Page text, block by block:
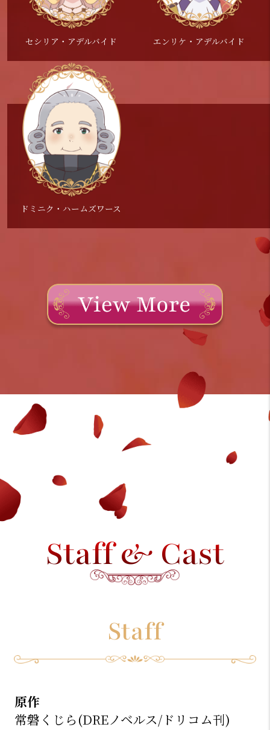
セシリア・アデルバイド エンリケ・アデルバイド
ドミニク・ハームズワース
Staff & Cast
Staff
原作
常磐くじら(DREノベルス/ドリコム刊)
一見大人しい雰囲気のコニーちゃんですが、ど
のようにスカーレットの復讐を成功させるの
か…！
よろしくお願い致します！
明かされていくことへの高揚感や、強い信念を
持つコニーとスカーレット２人の魅力をアニメ
でも感じていただけるよう、精一杯頑張りま
す。
原作、コミックスとあわせて、アニメも是非よ
ろしくお願いいたします!!
物として物語に関わってきます。
もちろんプレッシャーもありますが、クールな
表情の奥に見え隠れする彼の思いを大切に演じ
ていきます。
どうぞ楽しみにお待ちください！
レコを含めて今から楽しみにしております。リ
リィさんは強くて多面性をもつ、とても魅力的
なキャラクターだと感じました。その魅力をし
ただきます。ストーリーを追うごとに見えてく
る陰謀にどうかかわっていくのか、ぜひ注目し
ていただければ幸いです！！
する王妃さま。彼女の天真爛漫な姿はかわいら
しい人だなという印象ですね。
放送までもう少しですね！
『エリスの聖杯』、是非ご覧下さい！
作品を楽しみにしてくださっている皆さまに、
エンリケの抱える想いが伝わるよう頑張りま
す！
その謎が明かされるのかされないのか謎な人物
今の段階で言えるのは、ノーブルにエレガント
に大変楽しませて頂きました！さぁ、観たくな
ったでしょう？
是非『エリスの聖杯』ご覧下さいませ。